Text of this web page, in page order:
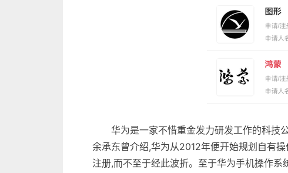
华为是一家不惜重金发力研发工作的科技
余承东曾介绍,华为从2012年便开始规划自有
注册,而不至于经此波折。至于华为手机操作